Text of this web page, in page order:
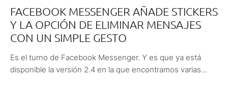
FACEBOOK MESSENGER AÑADE STICKERS
Y LA OPCIÓN DE ELIMINAR MENSAJES
CON UN SIMPLE GESTO
Es el turno de Facebook Messenger. Y es que ya está
disponible la versión 2.4 en la que encontramos varias...